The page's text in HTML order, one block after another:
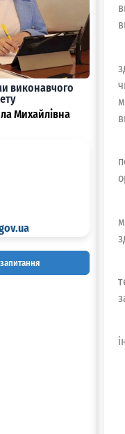
виконавчого
Михайлівна